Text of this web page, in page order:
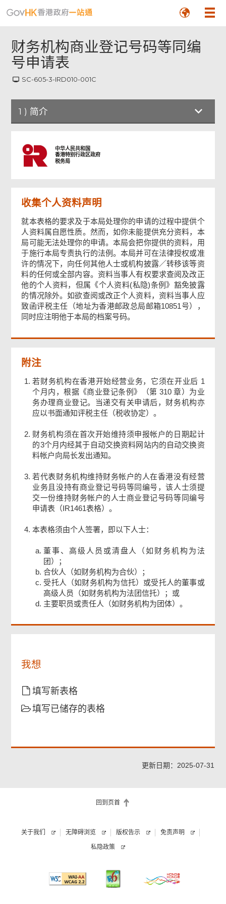
财务机构商业登记号码等同编
号申请表
SC-605-3-IRD010-001C
1 ) 简介
第 2 部 声明书
签署
确认通知书
中华人民共和国
香港特别行政区政府
税务局
收集个人资料声明
就本表格的要求及于本局处理你的申请的过程中提供个
人资料属自愿性质。然而，如你未能提供充分资料，本
局可能无法处理你的申请。本局会把你提供的资料，用
于施行本局专责执行的法例。本局并可在法律授权或准
许的情况下，向任何其他人士或机构披露／转移该等资
料的任何或全部内容。资料当事人有权要求查阅及改正
他的个人资料，但属《个人资料(私隐)条例》豁免披露
的情况除外。如欲查阅或改正个人资料，资料当事人应
致函评税主任（地址为香港邮政总局邮箱10851号），
同时应注明他于本局的档案号码。
附注
若财务机构在香港开始经营业务，它须在开业后 1
个月内，根据《商业登记条例》（第 310 章）为业
务办理商业登记。当递交有关申请后，财务机构亦
应以书面通知评税主任（税收协定）。
财务机构须在首次开始维持须申报帐户的日期起计
的3个月内经其于自动交换资料网站内的自动交换资
料帐户向局长发出通知。
若代表财务机构维持财务帐户的人在香港没有经营
业务且没持有商业登记号码等同编号，该人士须提
交一份维持财务帐户的人士商业登记号码等同编号
申请表（IR1461表格）。
本表格须由个人签署，即以下人士：
董事、高级人员或清盘人（如财务机构为法
团）；
合伙人（如财务机构为合伙）；
受托人（如财务机构为信托）或受托人的董事或
高级人员（如财务机构为法团信托）；或
主要职员或责任人（如财务机构为团体）。
我想
填写新表格
填写已储存的表格
更新日期：2025-07-31
回到页首
关于我们 无障碍浏览 版权告示 免责声明
私隐政策